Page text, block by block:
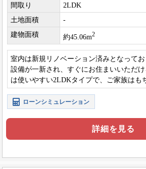
間取り
2LDK
土地面積
-
建物面積
約45.06m2
室内は新規リノベーション済みとなって
設備が一新され、すぐにお住まいいただ
は使いやすい2LDKタイプで、ご家族はも
対応しやすい構成となっております。
ローンシミュレーション
詳細を見る